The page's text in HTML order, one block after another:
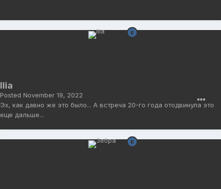
Ilia
Posted November 19, 2022
Эх, как давно же это было... А встреча 20-го года отодвинула это
еще дальше...